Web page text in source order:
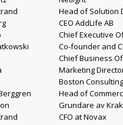
Head of Solution
CEO AddLife AB
Chief Executive
Co-founder and
Chief Business
Marketing
Boston
Head of
Grundare av
CFO at Novax